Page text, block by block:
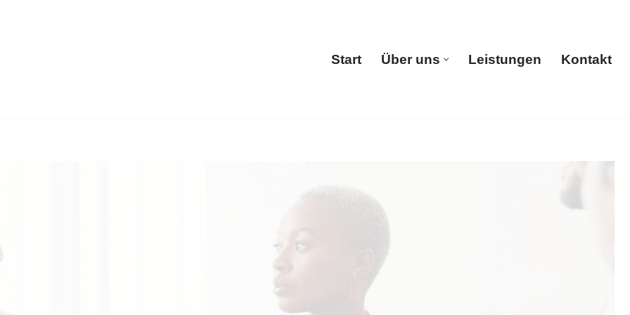
Start Über uns Leistungen Kontakt